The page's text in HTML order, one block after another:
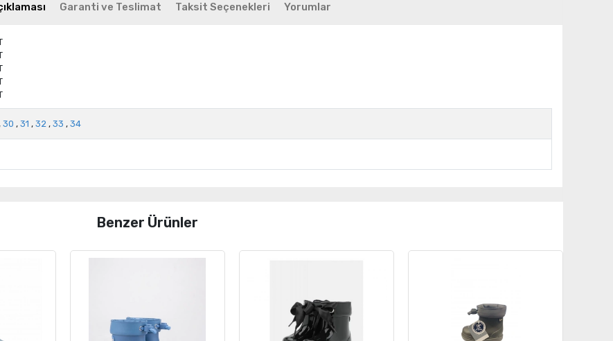
Garanti ve Teslimat Taksit Seçenekleri Yorumlar
30 , 31 , 32 , 33 , 34
Benzer Ürünler